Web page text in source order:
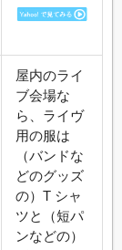
屋内のライ
ブ会場な
ら、ライヴ
用の服は
（バンドな
どのグッズ
の）T シャ
ツと（短パ
ンなどの）